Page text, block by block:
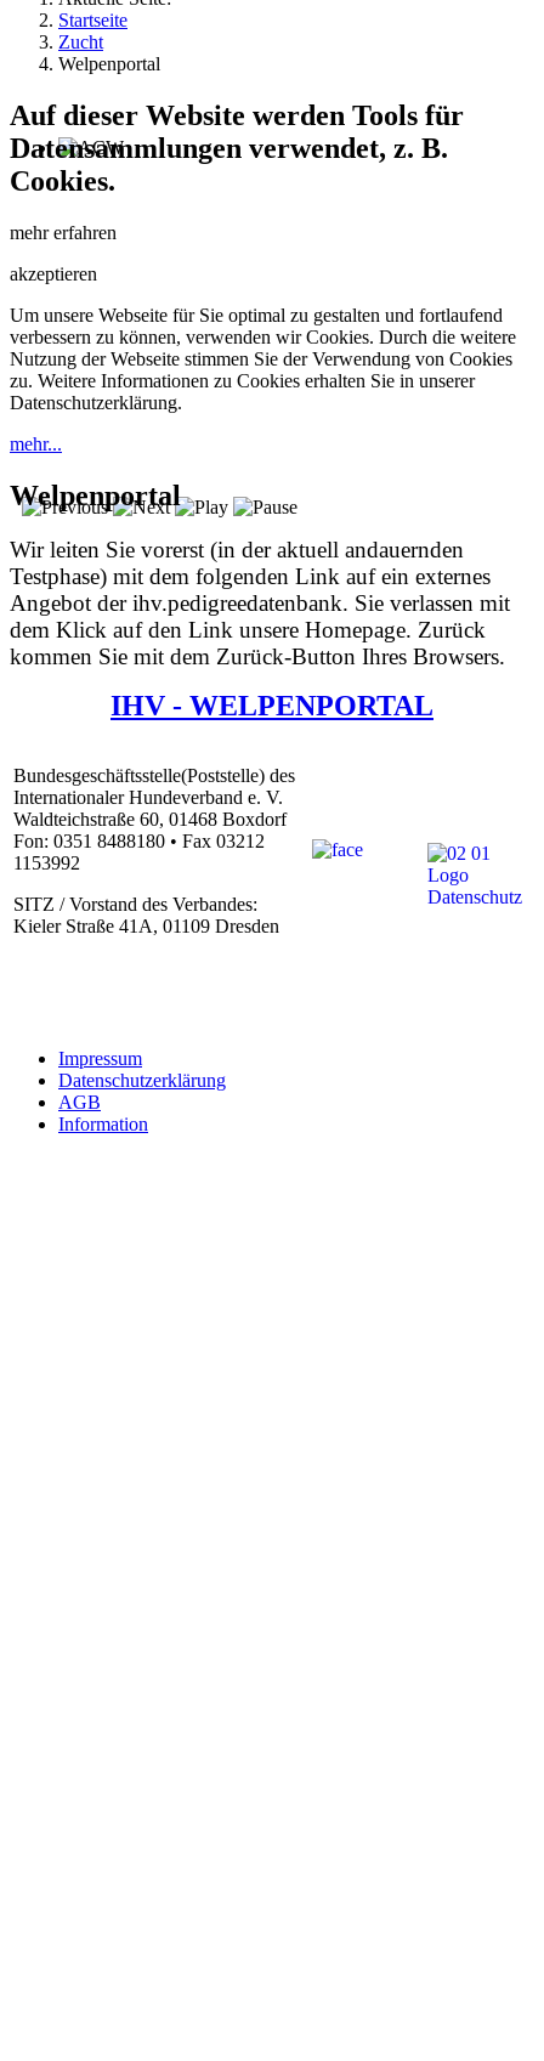
Startseite
Zucht
Welpenportal
Auf dieser Website werden Tools für
Datensammlungen verwendet, z. B.
Cookies.
mehr erfahren
akzeptieren
Um unsere Webseite für Sie optimal zu gestalten und fortlaufend
verbessern zu können, verwenden wir Cookies. Durch die weitere
Nutzung der Webseite stimmen Sie der Verwendung von Cookies
zu. Weitere Informationen zu Cookies erhalten Sie in unserer
Datenschutzerklärung.
mehr...
Welpenportal
Wir leiten Sie vorerst (in der aktuell andauernden
Testphase) mit dem folgenden Link auf ein externes
Angebot der ihv.pedigreedatenbank. Sie verlassen mit
dem Klick auf den Link unsere Homepage. Zurück
kommen Sie mit dem Zurück-Button Ihres Browsers.
IHV - WELPENPORTAL
Bundesgeschäftsstelle(Poststelle) des
Internationaler Hundeverband e. V.
Waldteichstraße 60, 01468 Boxdorf
Fon: 0351 8488180 • Fax 03212
1153992
SITZ / Vorstand des Verbandes:
Kieler Straße 41A, 01109 Dresden
Impressum
Datenschutzerklärung
AGB
Information